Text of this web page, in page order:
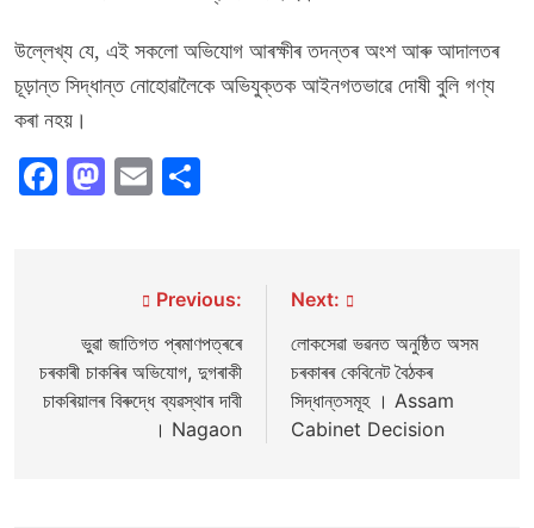
উল্লেখ্য যে, এই সকলো অভিযোগ আৰক্ষীৰ তদন্তৰ অংশ আৰু আদালতৰ
চূড়ান্ত সিদ্ধান্ত নোহোৱালৈকে অভিযুক্তক আইনগতভাৱে দোষী বুলি গণ্য
কৰা নহয়।
Facebook
Mastodon
Email
navigation
Previous:
ভুৱা জাতিগত প্ৰমাণপত্ৰৰে
চৰকাৰী চাকৰিৰ অভিযোগ, দুগৰাকী
চাকৰিয়ালৰ বিৰুদ্ধে ব্যৱস্থাৰ দাবী
। Nagaon
Next:
লোকসেৱা ভৱনত অনুষ্ঠিত অসম
চৰকাৰৰ কেবিনেট বৈঠকৰ
সিদ্ধান্তসমূহ । Assam
Cabinet Decision